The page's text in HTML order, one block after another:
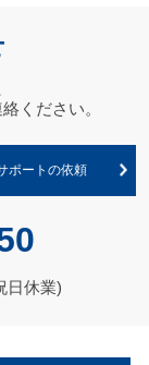
ください。
ポートの依頼
日休業)